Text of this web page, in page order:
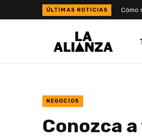
Cómo
NEGOCIOS
Conozca